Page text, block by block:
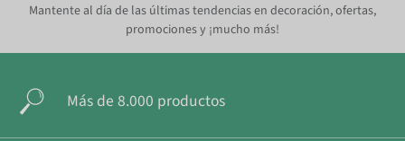
Mantente al día de las últimas tendencias en decoración, ofertas,
promociones y ¡mucho más!
Más de 8.000 productos